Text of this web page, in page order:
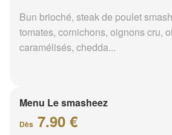
Bun brioché, steak de poulet
tomates, cornichons, oignons cru,
caramélisés, chedda...
Menu Le smasheez
Dès 7.90 €